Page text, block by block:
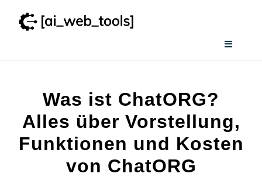
Inhalt
Toggle
Wissenswertes
Smart AI Tool Selector
Was ist ChatORG?
Alles über Vorstellung,
Funktionen und Kosten
von ChatORG